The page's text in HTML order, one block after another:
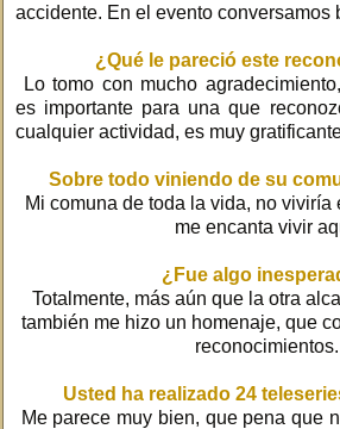
accidente. En el evento conversamos
¿Qué le pareció este
Lo tomo con mucho
es importante para una que
cualquier actividad, es muy
Sobre todo viniendo de su
Mi comuna de toda la vida, no viviría
me encanta vivir
¿Fue algo
Totalmente, más aún que la otra
también me hizo un homenaje, que
reconocimientos.
Usted ha realizado 24
Me parece muy bien, que pena que